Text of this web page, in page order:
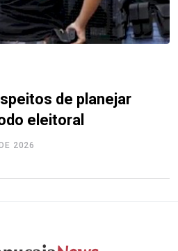
de planejar
eleitoral
2026